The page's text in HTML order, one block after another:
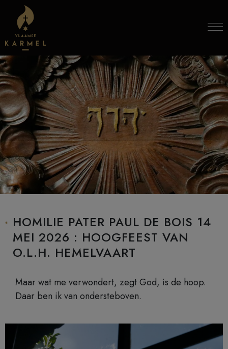
Skip to content
HOMILIE PATER PAUL DE BOIS 14
MEI 2026 : HOOGFEEST VAN
O.L.H. HEMELVAART
Maar wat me verwondert, zegt God, is de hoop.
Daar ben ik van ondersteboven.